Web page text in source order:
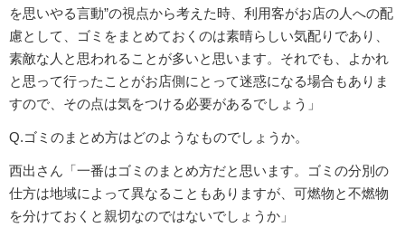
を思いやる言動”の視点から考えた時、利用客がお店の人への配
慮として、ゴミをまとめておくのは素晴らしい気配りであり、
素敵な人と思われることが多いと思います。それでも、よかれ
と思って行ったことがお店側にとって迷惑になる場合もありま
すので、その点は気をつける必要があるでしょう」
Q.ゴミのまとめ方はどのようなものでしょうか。
西出さん「一番はゴミのまとめ方だと思います。ゴミの分別の
仕方は地域によって異なることもありますが、可燃物と不燃物
を分けておくと親切なのではないでしょうか」